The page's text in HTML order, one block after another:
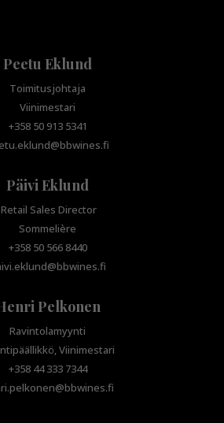
Peetu Eklund
Toimitusjohtaja
Viinimestari
+358 50 913 5341
Päivi Eklund
Retail Sales Director
Sommelière
+358 50 566 8440
Pelkonen
Ravintolamyynti
Viinimestari
+358 44 333 7344